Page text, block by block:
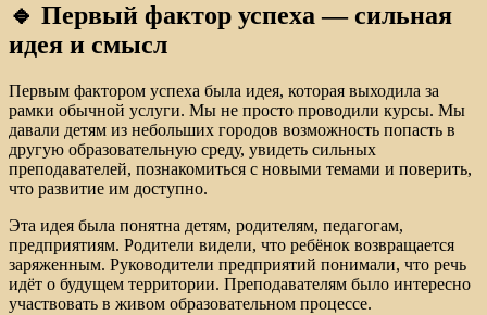
🔹 Первый фактор успеха — сильная
идея и смысл
Первым фактором успеха была идея, которая выходила за
рамки обычной услуги. Мы не просто проводили курсы. Мы
давали детям из небольших городов возможность попасть в
другую образовательную среду, увидеть сильных
преподавателей, познакомиться с новыми темами и поверить,
что развитие им доступно.
Эта идея была понятна детям, родителям, педагогам,
предприятиям. Родители видели, что ребёнок возвращается
заряженным. Руководители предприятий понимали, что речь
идёт о будущем территории. Преподавателям было интересно
участвовать в живом образовательном процессе.